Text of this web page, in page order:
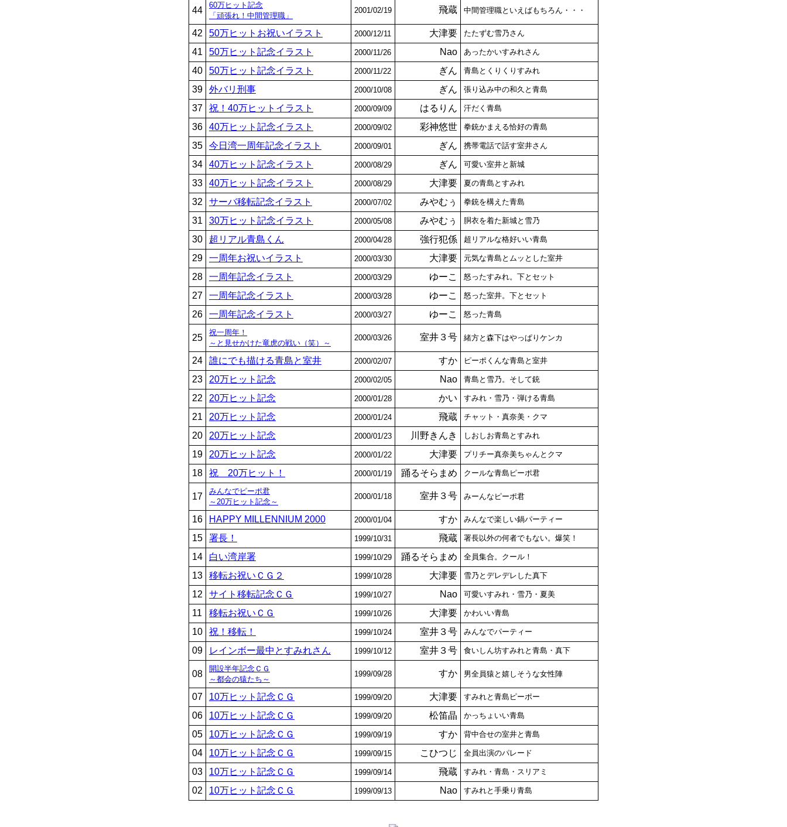
44
60万ヒット記念
「頑張れ！中間管理職」
2001/02/19 飛蔵 中間管理職といえばもちろん・・・
42 50万ヒットお祝いイラスト 2000/12/11 大津要 たたずむ雪乃さん
41 50万ヒット記念イラスト 2000/11/26 Nao あったかいすみれさん
40 50万ヒット記念イラスト 2000/11/22 ぎん 青島とくりくりすみれ
39 外バリ刑事 2000/10/08 ぎん 張り込み中の和久と青島
37 祝！40万ヒットイラスト 2000/09/09 はるりん 汗だく青島
36 40万ヒット記念イラスト 2000/09/02 彩神悠世 拳銃かまえる恰好の青島
35 今日湾一周年記念イラスト 2000/09/01 ぎん 携帯電話で話す室井さん
34 40万ヒット記念イラスト 2000/08/29 ぎん 可愛い室井と新城
33 40万ヒット記念イラスト 2000/08/29 大津要 夏の青島とすみれ
32 サーバ移転記念イラスト 2000/07/02 みやむぅ 拳銃を構えた青島
31 30万ヒット記念イラスト 2000/05/08 みやむぅ 胴衣を着た新城と雪乃
30 超リアル青島くん 2000/04/28 強行犯係 超リアルな格好いい青島
29 一周年お祝いイラスト 2000/03/30 大津要 元気な青島とムッとした室井
28 一周年記念イラスト 2000/03/29 ゆーこ 怒ったすみれ。下とセット
27 一周年記念イラスト 2000/03/28 ゆーこ 怒った室井。下とセット
26 一周年記念イラスト 2000/03/27 ゆーこ 怒った青島
25
祝一周年！
～と見せかけた竜虎の戦い（笑）～
2000/03/26 室井３号 緒方と森下はやっぱりケンカ
24 誰にでも描ける青島と室井 2000/02/07 すか ピーポくんな青島と室井
23 20万ヒット記念 2000/02/05 Nao 青島と雪乃。そして銃
22 20万ヒット記念 2000/01/28 かい すみれ・雪乃・弾ける青島
21 20万ヒット記念 2000/01/24 飛蔵 チャット・真奈美・クマ
20 20万ヒット記念 2000/01/23 川野きんき しおしお青島とすみれ
19 20万ヒット記念 2000/01/22 大津要 プリチー真奈美ちゃんとクマ
18 祝 20万ヒット！ 2000/01/19 踊るそらまめ クールな青島ピーポ君
17
みんなでピーポ君
～20万ヒット記念～
2000/01/18 室井３号 みーんなピーポ君
16 HAPPY MILLENNIUM 2000 2000/01/04 すか みんなで楽しい鍋パーティー
15 署長！ 1999/10/31 飛蔵 署長以外の何者でもない。爆笑！
14 白い湾岸署 1999/10/29 踊るそらまめ 全員集合。クール！
13 移転お祝いＣＧ２ 1999/10/28 大津要 雪乃とデレデレした真下
12 サイト移転記念ＣＧ 1999/10/27 Nao 可愛いすみれ・雪乃・夏美
11 移転お祝いＣＧ 1999/10/26 大津要 かわいい青島
10 祝！移転！ 1999/10/24 室井３号 みんなでパーティー
09 レインボー最中とすみれさん 1999/10/12 室井３号 食いしん坊すみれと青島・真下
08
開設半年記念ＣＧ
～都会の猿たち～
1999/09/28 すか 男全員猿と嬉しそうな女性陣
07 10万ヒット記念ＣＧ 1999/09/20 大津要 すみれと青島ピーポー
06 10万ヒット記念ＣＧ 1999/09/20 松笛晶 かっちょいい青島
05 10万ヒット記念ＣＧ 1999/09/19 すか 背中合せの室井と青島
04 10万ヒット記念ＣＧ 1999/09/15 こひつじ 全員出演のパレード
03 10万ヒット記念ＣＧ 1999/09/14 飛蔵 すみれ・青島・スリアミ
02 10万ヒット記念ＣＧ 1999/09/13 Nao すみれと手乗り青島